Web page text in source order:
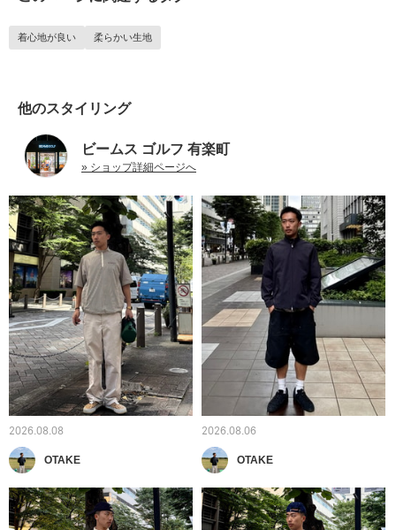
着心地が良い 柔らかい生地
他のスタイリング
ビームス ゴルフ 有楽町
» ショップ詳細ページへ
2026.08.08
OTAKE
2026.08.06
OTAKE